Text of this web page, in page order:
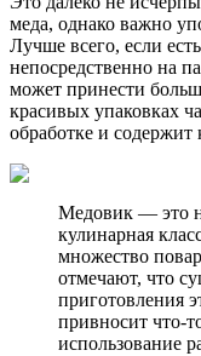
меда, однако важно
Лучше всего, если
непосредственно на
может принести
красивых упаковках
обработке и содержит
Медовик — это
кулинарная
множество
отмечают, что
приготовления
привносит что-
использование